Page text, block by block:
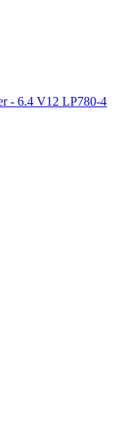
- 6.4 V12 LP780-4